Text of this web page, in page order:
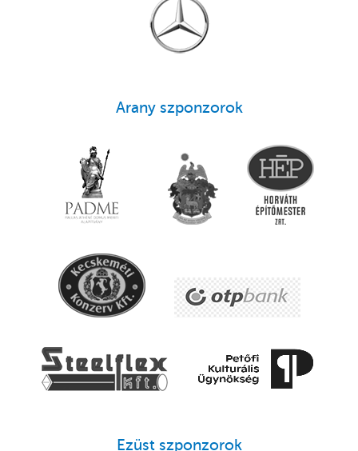
Arany szponzorok
Ezüst szponzorok